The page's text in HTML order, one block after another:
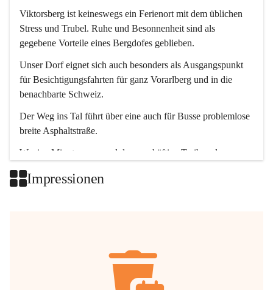
Viktorsberg ist keineswegs ein Ferienort mit dem üblichen
Stress und Trubel. Ruhe und Besonnenheit sind als
gegebene Vorteile eines Bergdofes geblieben.
Unser Dorf eignet sich auch besonders als Ausgangspunkt
für Besichtigungsfahrten für ganz Vorarlberg und in die
benachbarte Schweiz.
Der Weg ins Tal führt über eine auch für Busse problemlose
breite Asphaltstraße.
Wenige Minuten nur, und das geschäftige Treiben der
Impressionen